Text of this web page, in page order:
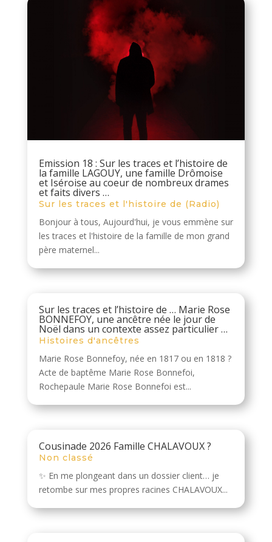
Emission 18 : Sur les traces et l’histoire de
la famille LAGOUY, une famille Drômoise
et Iséroise au coeur de nombreux drames
et faits divers …
Sur les traces et l'histoire de (Radio)
Bonjour à tous, Aujourd'hui, je vous emmène sur
les traces et l'histoire de la famille de mon grand
père maternel...
Sur les traces et l’histoire de … Marie Rose
BONNEFOY, une ancêtre née le jour de
Noël dans un contexte assez particulier …
Histoires d'ancêtres
Marie Rose Bonnefoy, née en 1817 ou en 1818 ?
Acte de baptême Marie Rose Bonnefoi,
Rochepaule Marie Rose Bonnefoi est...
Cousinade 2026 Famille CHALAVOUX ?
Non classé
✨ En me plongeant dans un dossier client… je
retombe sur mes propres racines CHALAVOUX...